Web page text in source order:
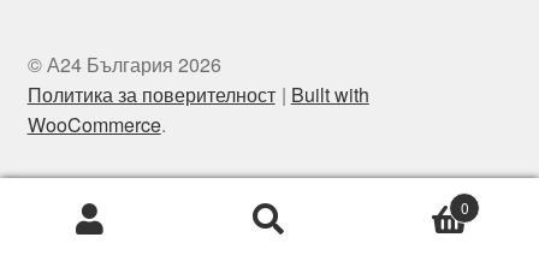
© А24 България 2026
Политика за поверителност
Built with
WooCommerce.
Търсене
Търсене
0